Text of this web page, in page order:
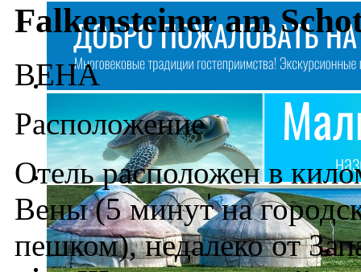
Falkensteiner am
ВЕНА
Расположение
Отель расположен в
Вены (5 минут на
пешком), недалеко от